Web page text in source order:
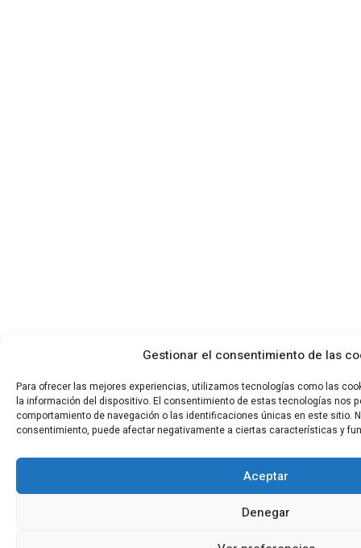
Gestionar el consentimiento de las
Para ofrecer las mejores experiencias, utilizamos tecnologías como las
la información del dispositivo. El consentimiento de estas tecnologías nos
comportamiento de navegación o las identificaciones únicas en este sitio.
consentimiento, puede afectar negativamente a ciertas características y
Aceptar
Denegar